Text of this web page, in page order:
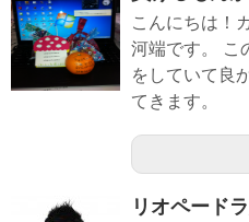
こんにちは！
河端です。 こ
をしていて良
てきます。
リオペード